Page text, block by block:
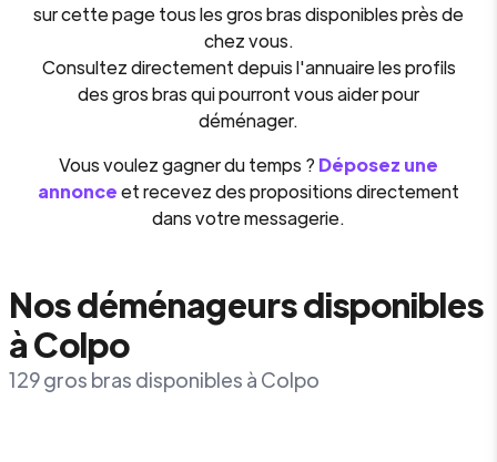
sur cette page tous les gros bras disponibles près de
chez vous.
Consultez directement depuis l'annuaire les profils
des gros bras qui pourront vous aider pour
déménager.
Vous voulez gagner du temps ? Déposez une
annonceet recevez des propositions directement
dans votre messagerie.
Nos déménageurs disponibles
à Colpo
129 gros bras disponibles à Colpo